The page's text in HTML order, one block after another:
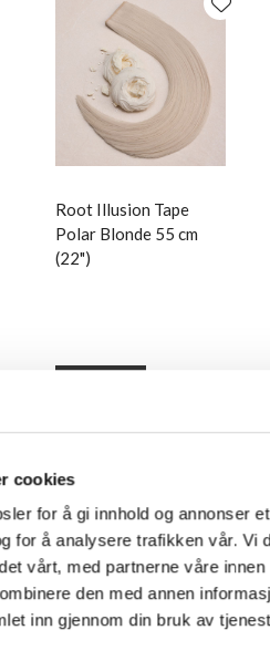
cookies
for å gi innhold og annonser
for å analysere trafikken vår. Vi
vårt, med partnerne våre
den med annen
inn gjennom din bruk av
Root Illusion Tape
Polar Blonde 55 cm
(22")